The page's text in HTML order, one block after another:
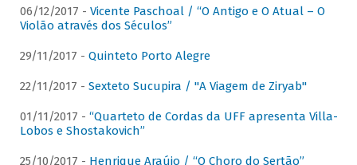
06/12/2017 - Vicente Paschoal / “O Antigo e O Atual – O
Violão através dos Séculos”
29/11/2017 - Quinteto Porto Alegre
22/11/2017 - Sexteto Sucupira / "A Viagem de Ziryab"
01/11/2017 - “Quarteto de Cordas da UFF apresenta Villa-
Lobos e Shostakovich”
25/10/2017 - Henrique Araújo / “O Choro do Sertão”